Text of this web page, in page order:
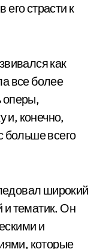
страсти к
как
все более
оперы,
и, конечно,
больше всего
широкий
и тематик. Он
и
которые